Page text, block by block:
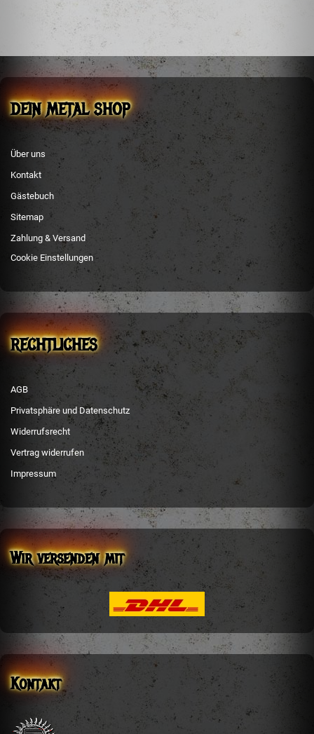
DEIN METAL SHOP
Über uns
Kontakt
Gästebuch
Sitemap
Zahlung & Versand
Cookie Einstellungen
RECHTLICHES
AGB
Privatsphäre und Datenschutz
Widerrufsrecht
Vertrag widerrufen
Impressum
Wir versenden mit
Kontakt